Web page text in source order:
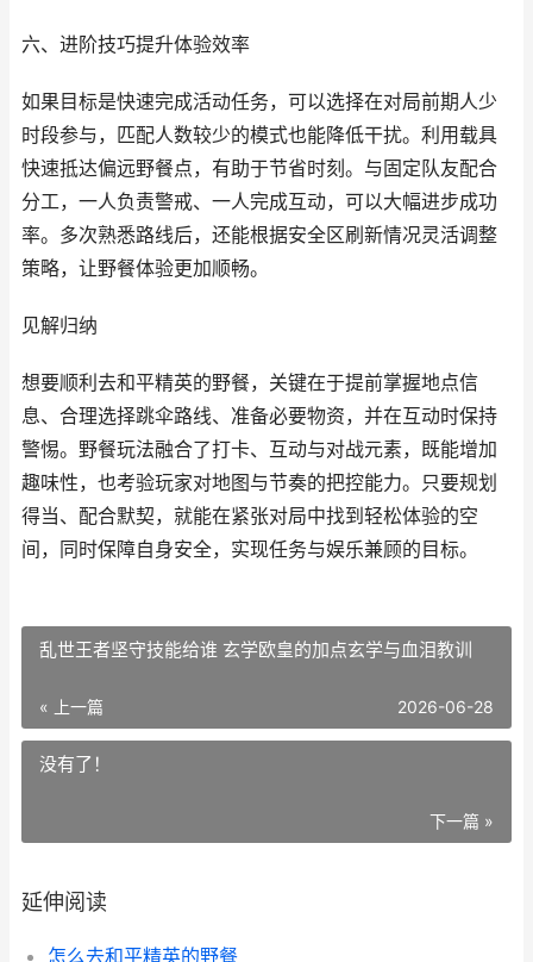
六、进阶技巧提升体验效率
如果目标是快速完成活动任务，可以选择在对局前期人少
时段参与，匹配人数较少的模式也能降低干扰。利用载具
快速抵达偏远野餐点，有助于节省时刻。与固定队友配合
分工，一人负责警戒、一人完成互动，可以大幅进步成功
率。多次熟悉路线后，还能根据安全区刷新情况灵活调整
策略，让野餐体验更加顺畅。
见解归纳
想要顺利去和平精英的野餐，关键在于提前掌握地点信
息、合理选择跳伞路线、准备必要物资，并在互动时保持
警惕。野餐玩法融合了打卡、互动与对战元素，既能增加
趣味性，也考验玩家对地图与节奏的把控能力。只要规划
得当、配合默契，就能在紧张对局中找到轻松体验的空
间，同时保障自身安全，实现任务与娱乐兼顾的目标。
乱世王者坚守技能给谁 玄学欧皇的加点玄学与血泪教训
« 上一篇 2026-06-28
没有了！
下一篇 »
延伸阅读
怎么去和平精英的野餐